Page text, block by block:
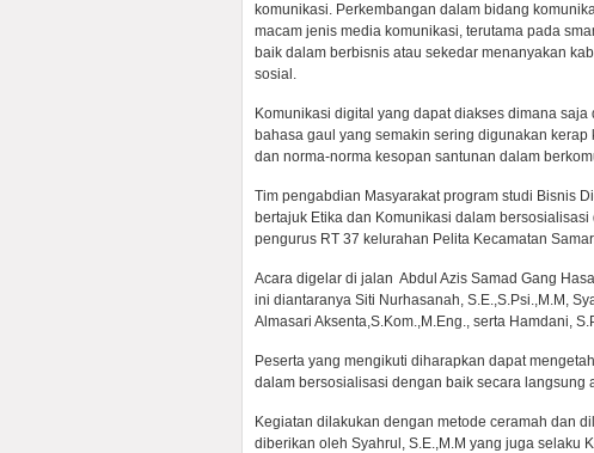
komunikasi. Perkembangan dalam bidang
macam jenis media komunikasi, terutama pada
baik dalam berbisnis atau sekedar menanyakan
sosial.
Komunikasi digital yang dapat diakses dimana
bahasa gaul yang semakin sering digunakan
dan norma-norma kesopan santunan dalam
Tim pengabdian Masyarakat program studi Bisnis
bertajuk Etika dan Komunikasi dalam
pengurus RT 37 kelurahan Pelita Kecamatan
Acara digelar di jalan Abdul Azis Samad Gang
ini diantaranya Siti Nurhasanah, S.E.,S.Psi.,M.M,
Almasari Aksenta,S.Kom.,M.Eng., serta Hamdani,
Peserta yang mengikuti diharapkan dapat
dalam bersosialisasi dengan baik secara langsung
Kegiatan dilakukan dengan metode ceramah dan
diberikan oleh Syahrul, S.E.,M.M yang juga selaku